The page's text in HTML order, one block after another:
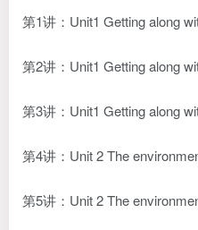
第1讲：Unit1 Getting along
第2讲：Unit1 Getting along
第3讲：Unit1 Getting along
第4讲：Unit 2 The
第5讲：Unit 2 The